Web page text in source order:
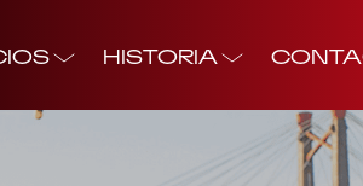
HISTORIA